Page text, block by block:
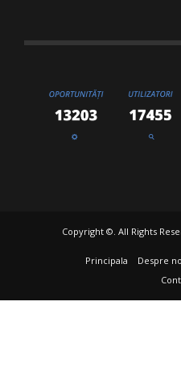
Copyright ©. All Rights
Principala Despre